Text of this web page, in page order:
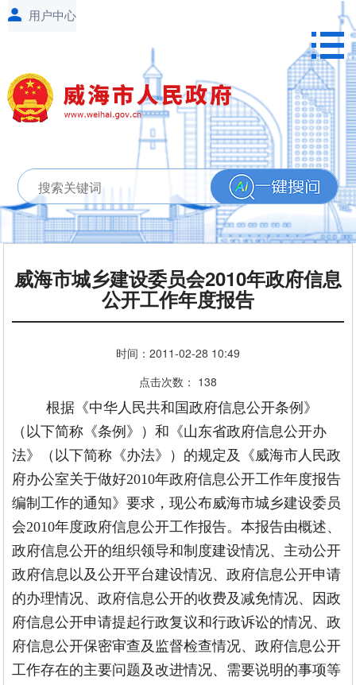
威海市城乡建设委员会2010年政府信息
公开工作年度报告
时间： 2011-02-28 10:49
点击次数： 138
根据《中华人民共和国政府信息公开条例》
（以下简称《条例》）和《山东省政府信息公开办
法》（以下简称《办法》）的规定及《威海市人民政
府办公室关于做好2010年政府信息公开工作年度报告
编制工作的通知》要求，现公布威海市城乡建设委员
会2010年度政府信息公开工作报告。本报告由概述、
政府信息公开的组织领导和制度建设情况、主动公开
政府信息以及公开平台建设情况、政府信息公开申请
的办理情况、政府信息公开的收费及减免情况、因政
府信息公开申请提起行政复议和行政诉讼的情况、政
府信息公开保密审查及监督检查情况、政府信息公开
工作存在的主要问题及改进情况、需要说明的事项等